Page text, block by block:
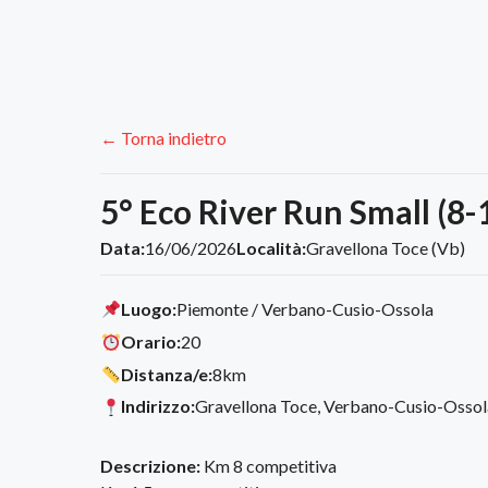
← Torna indietro
5° Eco River Run Small (8-
Data:16/06/2026Località:Gravellona Toce (Vb)
Luogo:Piemonte / Verbano-Cusio-Ossola
Orario:20
Distanza/e:8km
Indirizzo:Gravellona Toce, Verbano-Cusio-
Descrizione: Km 8 competitiva